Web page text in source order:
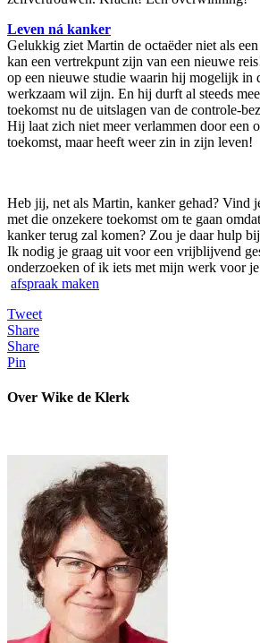
Leven ná kanker
Gelukkig ziet Martin de octaëder niet als
kan een vertrekpunt zijn van een nieuwe
op een nieuwe studie waarin hij mogelijk in
werkzaam wil zijn. En hij durft al steeds
toekomst nu de uitslagen van de controle-
Hij laat zich niet meer verlammen door een
toekomst, maar heeft weer zin in zijn leven!
Heb jij, net als Martin, kanker gehad? Vind
met die onzekere toekomst om te gaan
kanker terug zal komen? Zou je daar hulp
Ik nodig je graag uit voor een vrijblijvend
onderzoeken of ik iets met mijn werk voor
afspraak maken
Tweet
Share
Share
Pin
Over Wike de Klerk